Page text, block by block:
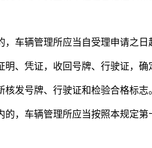
车辆管理所应当自受理申请之日
、凭证，收回号牌、行驶证，确
发号牌、行驶证和检验合格标志
，车辆管理所应当按照本规定第